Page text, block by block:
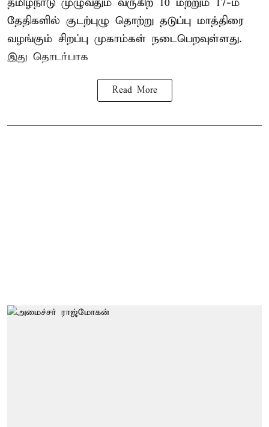
தேதிகளில் குடற்புழு தொற்று தடுப்பு மாத்திரை
வழங்கும் சிறப்பு முகாம்கள் நடைபெறவுள்ளது.
இது தொடர்பாக
Read More